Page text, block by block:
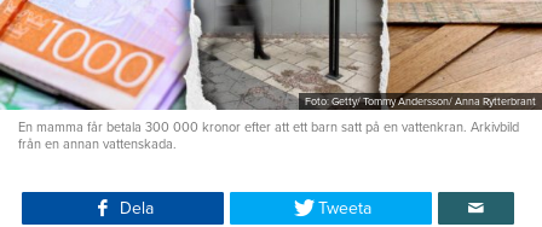
Foto: Getty/ Tommy Andersson/ Anna Rytterbrant
En mamma får betala 300 000 kronor efter att ett barn satt på en vattenkran. Arkivbild
från en annan vattenskada.
Dela Tweeta